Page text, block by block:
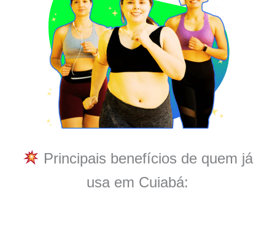
Principais benefícios de quem já
usa em Cuiabá: